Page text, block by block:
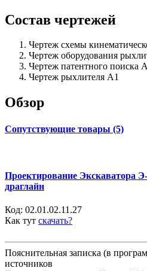
Состав чертежей
Чертеж схемы
Чертеж оборудования
Чертеж патентного поиска
Чертеж рыхлителя А1
Обзор
Сопутствующие товары (5)
Проектирование Экскаватора
драглайн
Код: 02.01.02.11.27
Как тут скачать?
Пояснительная записка (в
источников